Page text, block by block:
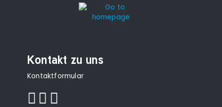
Kontakt zu uns
Kontaktformular